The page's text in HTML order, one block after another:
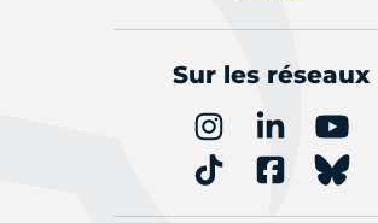
Sur les réseaux